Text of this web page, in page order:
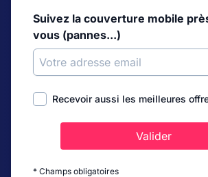
Suivez la couverture mobile
vous (pannes...)
Recevoir aussi les meilleures
Valider
* Champs obligatoires